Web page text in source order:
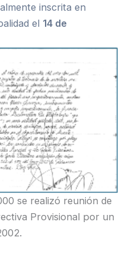
inscrita en
el 14 de
se realizó reunión de
Provisional por un